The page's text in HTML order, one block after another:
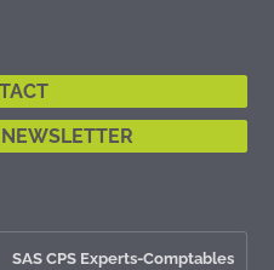
SAS CPS Experts-Comptables